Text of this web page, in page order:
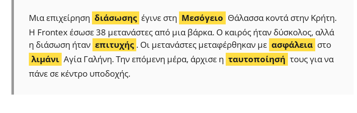
Μια επιχείρηση διάσωσης έγινε στη Μεσόγειο Θάλασσα κοντά στην Κρήτη.
Η Frontex έσωσε 38 μετανάστες από μια βάρκα. Ο καιρός ήταν δύσκολος, αλλά
η διάσωση ήταν επιτυχής . Οι μετανάστες μεταφέρθηκαν με ασφάλεια στο
λιμάνι Αγία Γαλήνη. Την επόμενη μέρα, άρχισε η ταυτοποίησή τους για να
πάνε σε κέντρο υποδοχής.